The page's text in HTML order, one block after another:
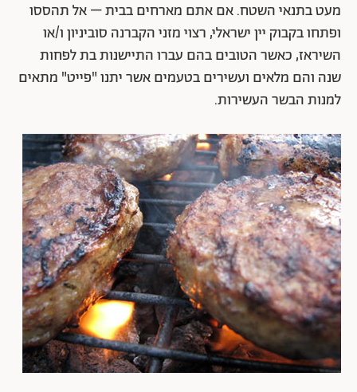
מעט בתנאי השטח. אם אתם מארחים בבית – אל תהססו
ופתחו בקבוק יין ישראלי, רצוי מזני הקברנה סוביניון ו/או
השיראז, כאשר הטובים בהם עברו התיישנות בת לפחות
שנה והם מלאים ועשירים בטעמים אשר יתנו "פייט" מתאים
למנות הבשר העשירות.